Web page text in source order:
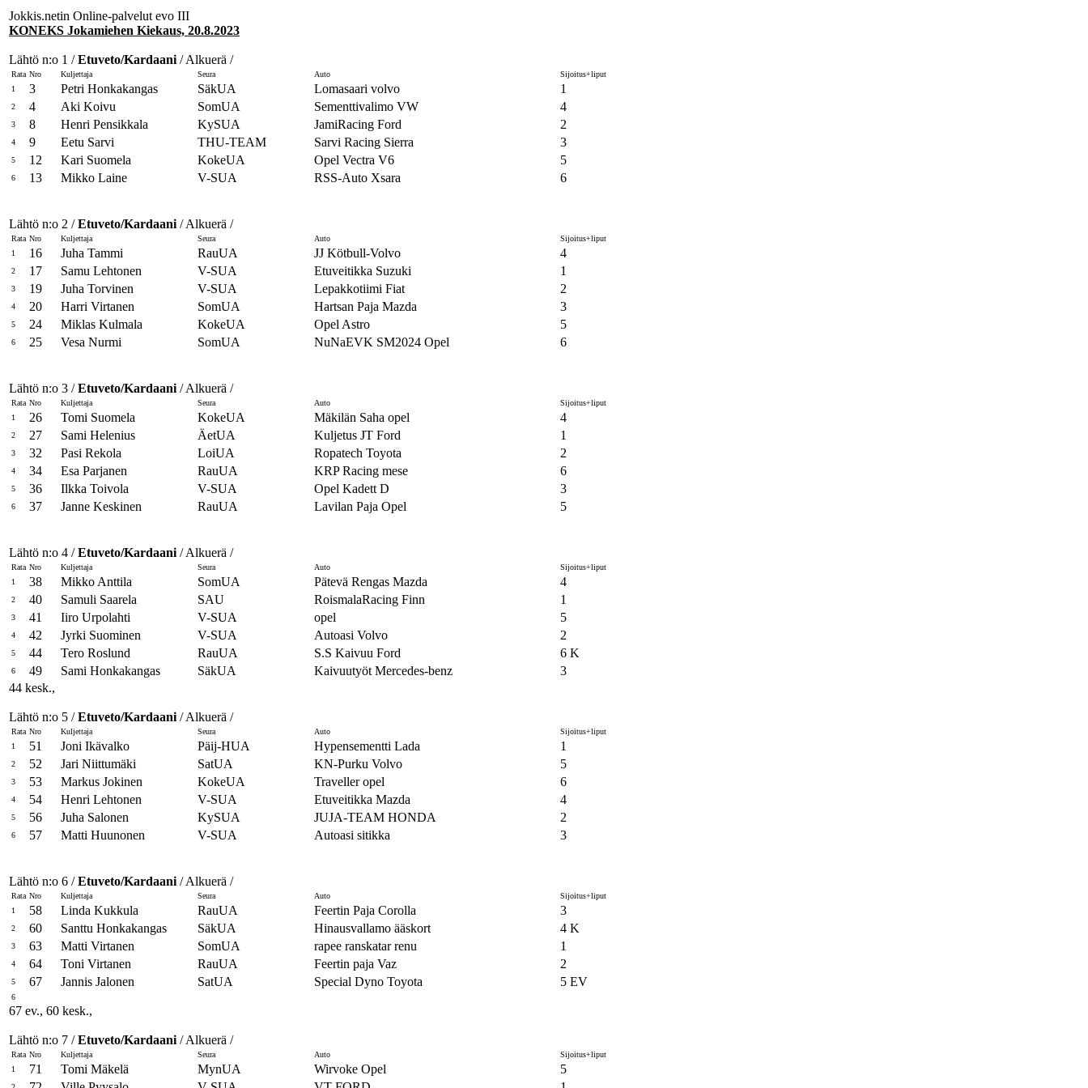
Jokkis.netin Online-palvelut evo III
KONEKS Jokamiehen Kiekaus, 20.8.2023
Lähtö n:o 1 /Etuveto/Kardaani / Alkuerä /
Rata Nro Kuljettaja Seura Auto
Sijoitus+liput
1
3 Petri Honkakangas SäkUA Lomasaari volvo 1
2 4 Aki Koivu SomUA Sementtivalimo VW 4
3 8 Henri Pensikkala KySUA JamiRacing Ford 2
4 9 Eetu Sarvi THU-TEAM Sarvi Racing Sierra 3
5 12 Kari Suomela KokeUA Opel Vectra V6 5
6 13 Mikko Laine V-SUA RSS-Auto Xsara 6
Lähtö n:o 2 /Etuveto/Kardaani / Alkuerä /
Rata Nro Kuljettaja Seura Auto
Sijoitus+liput
1
16 Juha Tammi RauUA JJ Kötbull-Volvo 4
2 17 Samu Lehtonen V-SUA Etuveitikka Suzuki 1
3 19 Juha Torvinen V-SUA Lepakkotiimi Fiat 2
4 20 Harri Virtanen SomUA Hartsan Paja Mazda 3
5 24 Miklas Kulmala KokeUA Opel Astro 5
6 25 Vesa Nurmi SomUA NuNaEVK SM2024 Opel 6
Lähtö n:o 3 /Etuveto/Kardaani / Alkuerä /
Rata Nro Kuljettaja Seura Auto
Sijoitus+liput
1
26 Tomi Suomela KokeUA Mäkilän Saha opel 4
2 27 Sami Helenius ÄetUA Kuljetus JT Ford 1
3 32 Pasi Rekola LoiUA Ropatech Toyota 2
4 34 Esa Parjanen RauUA KRP Racing mese 6
5 36 Ilkka Toivola V-SUA Opel Kadett D 3
6 37 Janne Keskinen RauUA Lavilan Paja Opel 5
Lähtö n:o 4 /Etuveto/Kardaani / Alkuerä /
Rata Nro Kuljettaja Seura Auto
Sijoitus+liput
1
38 Mikko Anttila SomUA Pätevä Rengas Mazda 4
2 40 Samuli Saarela SAU RoismalaRacing Finn 1
3 41 Iiro Urpolahti V-SUA opel 5
4 42 Jyrki Suominen V-SUA Autoasi Volvo 2
5 44 Tero Roslund RauUA S.S Kaivuu Ford 6 K
6 49 Sami Honkakangas SäkUA Kaivuutyöt Mercedes-benz
3
44 kesk.,
Lähtö n:o 5 /Etuveto/Kardaani / Alkuerä /
Rata Nro Kuljettaja Seura Auto
Sijoitus+liput
1
51 Joni Ikävalko Päij-HUA Hypensementti Lada 1
2 52 Jari Niittumäki SatUA KN-Purku Volvo 5
3 53 Markus Jokinen KokeUA Traveller opel 6
4 54 Henri Lehtonen V-SUA Etuveitikka Mazda 4
5 56 Juha Salonen KySUA JUJA-TEAM HONDA 2
6 57 Matti Huunonen V-SUA Autoasi sitikka 3
Lähtö n:o 6 /Etuveto/Kardaani / Alkuerä /
Rata Nro Kuljettaja Seura Auto
Sijoitus+liput
1
58 Linda Kukkula RauUA Feertin Paja Corolla 3
2 60 Santtu Honkakangas SäkUA Hinausvallamo ääskort 4 K
3 63 Matti Virtanen SomUA rapee ranskatar renu 1
4 64 Toni Virtanen RauUA Feertin paja Vaz 2
5 67 Jannis Jalonen SatUA Special Dyno Toyota 5 EV
6
67 ev., 60 kesk.,
Lähtö n:o 7 /Etuveto/Kardaani / Alkuerä /
Rata Nro Kuljettaja Seura Auto
Sijoitus+liput
1
71 Tomi Mäkelä MynUA Wirvoke Opel 5